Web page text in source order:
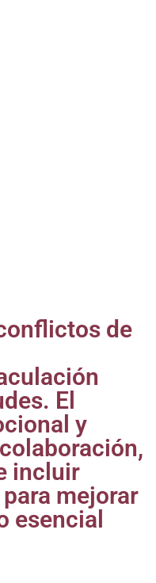
de
El
y
incluir
mejorar
esencial